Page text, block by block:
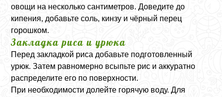
овощи на несколько сантиметров. Доведите до
кипения, добавьте соль, кинзу и чёрный перец
горошком.
Закладка риса и урюка
Перед закладкой риса добавьте подготовленный
урюк. Затем равномерно всыпьте рис и аккуратно
распределите его по поверхности.
При необходимости долейте горячую воду. Для